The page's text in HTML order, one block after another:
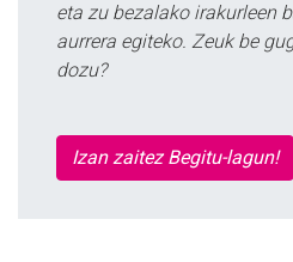
eta zu bezalako irakurleen
aurrera egiteko. Zeuk be
dozu?
Izan zaitez Begitu-lagun!